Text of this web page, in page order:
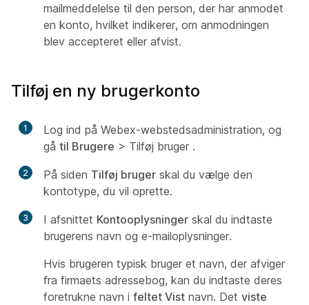
mailmeddelelse til den person, der har anmodet
en konto, hvilket indikerer, om anmodningen
blev accepteret eller afvist.
Tilføj en ny brugerkonto
1
Log ind på Webex-webstedsadministration, og
gå til Brugere > Tilføj bruger .
2 På siden Tilføj bruger skal du vælge den
kontotype, du vil oprette.
3 I afsnittet Kontooplysninger skal du indtaste
brugerens navn og e-mailoplysninger.
Hvis brugeren typisk bruger et navn, der afviger
fra firmaets adressebog, kan du indtaste deres
foretrukne navn i feltet Vist navn. Det viste